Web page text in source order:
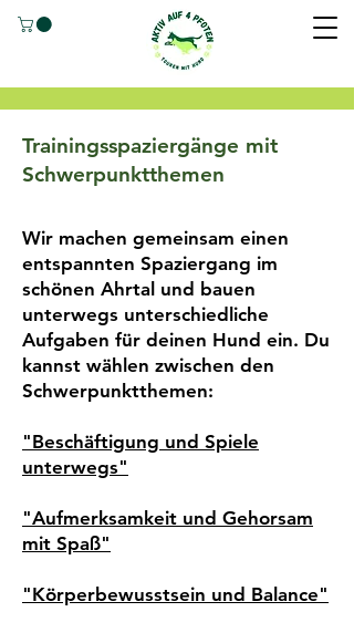
Trainingsspaziergänge mit
Schwerpunktthemen
Wir machen gemeinsam einen
entspannten Spaziergang im
schönen Ahrtal und bauen
unterwegs unterschiedliche
Aufgaben für deinen Hund ein. Du
kannst wählen zwischen den
Schwerpunktthemen:
"Beschäftigung und Spiele
unterwegs"
"Aufmerksamkeit und Gehorsam
mit Spaß"
"Körperbewusstsein und Balance"